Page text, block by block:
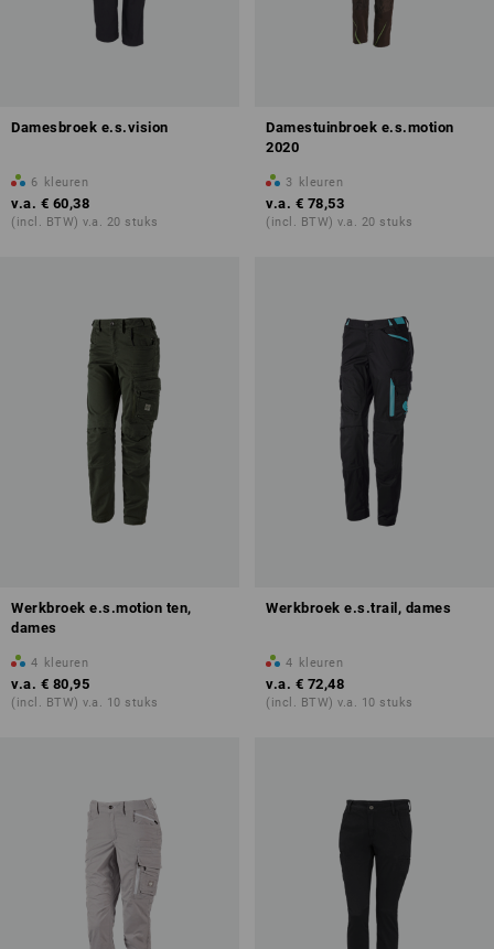
Damesbroek e.s.vision
6 kleuren
v.a. € 60,38
(incl. BTW) v.a. 20 stuks
Damestuinbroek e.s.motion
2020
3 kleuren
v.a. € 78,53
(incl. BTW) v.a. 20 stuks
Werkbroek e.s.motion ten,
dames
4 kleuren
v.a. € 80,95
(incl. BTW) v.a. 10 stuks
Werkbroek e.s.trail, dames
4 kleuren
v.a. € 72,48
(incl. BTW) v.a. 10 stuks